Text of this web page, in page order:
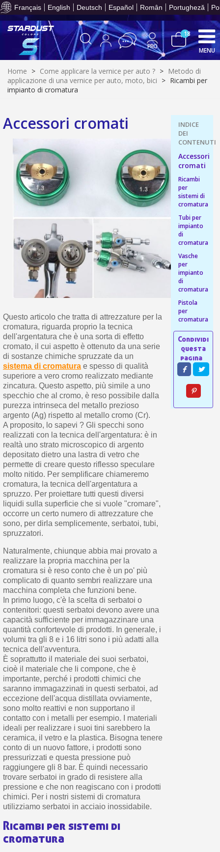
Français English Deutsch Español Român Portugheză
un
le
e
per
un
dei
18
MENU
Home > Come applicare la vernice per auto ? > Metodo di
applicazione di una vernice per auto, moto, bici > Ricambi per
impianto di cromatura
Accessori cromati
Questo articolo che tratta di attrezzature per la
cromatura, riguarda proprio la tecnica
dell'argentatura che è una sorta di effetto
cromato, il cui aspetto è ottenuto da una serie
di sostanze chimiche spruzzate da un
sistema di cromaturae spesso di qualità
superiore a vero cromo realizzato mediante
zincatura. Questo aspetto, più simile a uno
specchio che al cromo, è reso possibile dalla
purezza intrinseca del metallo prezioso
argento (Ag) rispetto al metallo cromo (Cr).
A proposito, lo sapevi ? Gli specchi sono
realizzati con la tecnica dell'argentatura: è in
realtà uno strato microscopico di argento
depositato dietro una lastra di vetro che
permette di creare questo riflesso speculare
molto nitido. Per semplificare chiameremo
cromatura, la tecnica dell'argentatura a
spruzzo. Per proiettare tutti questi diversi
liquidi sulla superficie che si vuole "cromare",
occorre un certo numero di attrezzature che
sono, per dirla semplicemente, serbatoi, tubi,
spruzzatori.
Naturalmente, chiunque abbia mai provato a
realizzare la propria macchina per la
cromatura si è reso conto che è un po' più
complicato di quanto sembri realizzare una
macchina completa che funzioni bene.
In primo luogo, c'è la scelta di serbatoi o
contenitori: questi serbatoi devono avere una
capacità sufficiente per immagazzinare una
quantità confortevole di prodotti. In generale, i
volumi tra gli 8 e i 16 litri sono i più adatti alla
tecnica dell'avventura.
È soprattutto il materiale dei suoi serbatoi,
cioè il materiale che li compone, che è
importante, perché i prodotti chimici che
saranno immagazzinati in questi serbatoi, ad
eccezione dell'acqua distillata ovviamente,
sono molto reattivi e non supportano il
contatto con i metalli per esempio. I materiali
ideali per realizzare i suoi tini sarebbero la
ceramica, il vetro e la plastica. Bisogna tenere
conto di un nuovo fattore, i prodotti sono
pressurizzati e questa pressione può
raggiungere gli 8 bar. È quindi necessario
trovare serbatoi in grado di resistere alla
pressione e che non reagiscano con i prodotti
chimici. Per i nostri sistemi di cromatura
utilizziamo serbatoi in acciaio inossidabile.
Ricambi per sistemi di
cromatura
Accessori
cromati
Ricambi
per
sistemi di
cromatura
Tubi per
impianto
di
cromatura
Vasche
per
impianto
di
cromatura
Pistola
per
cromatura